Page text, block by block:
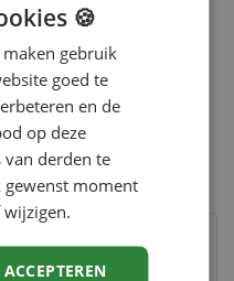
op via 0492 - 50 66
🍪
gebruik
goed te
en de
op deze
van derden te
gewenst moment